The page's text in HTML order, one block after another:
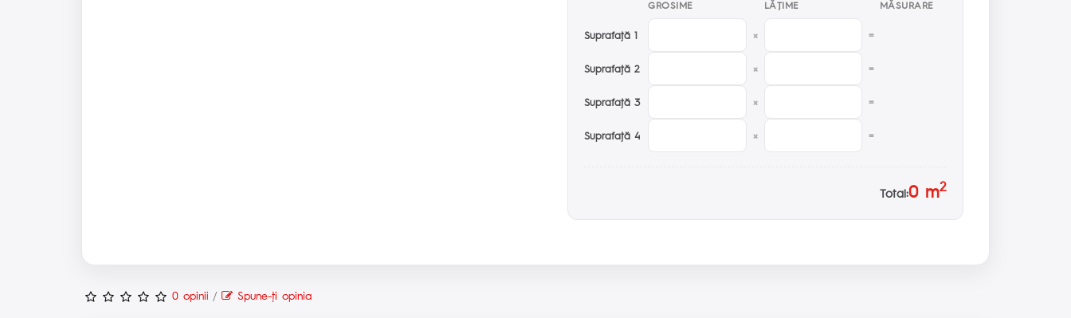
GROSIME LĂŢIME MĂSURARE
Suprafaţă 1 × =
Suprafaţă 2 × =
Suprafaţă 3 × =
Suprafaţă 4 × =
Total:0m2
0 opinii / Spune-ţi opinia